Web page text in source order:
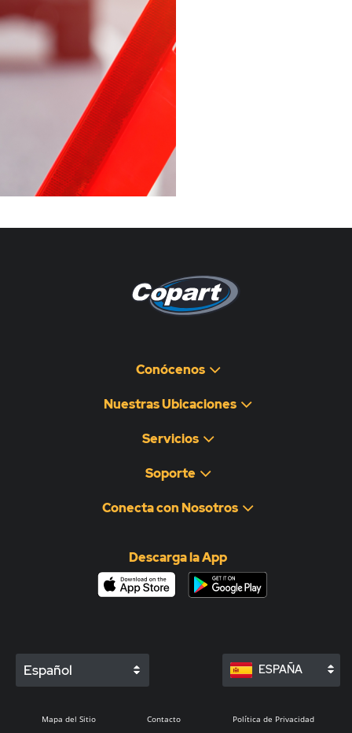
このページは現在利用できま
せん
Pagina non disponibile
هذه الصفحة غير متوفرة
Conócenos
Nuestras Ubicaciones
Servicios
Soporte
Conecta con Nosotros
Descarga la App
Español ESPAÑA
Mapa del Sitio Contacto Política de Privacidad